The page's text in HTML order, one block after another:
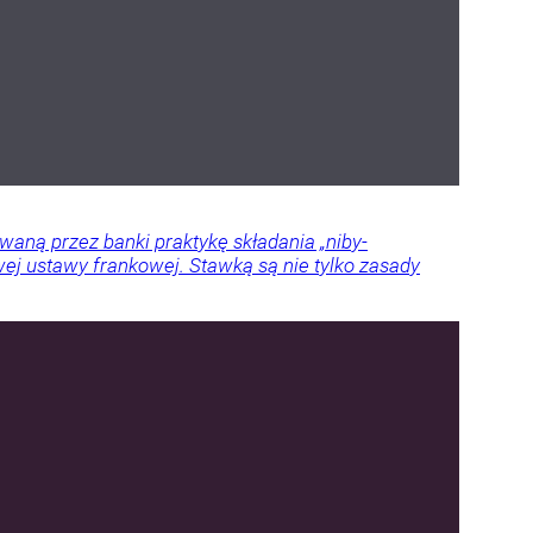
przez banki praktykę składania „niby-
ustawy frankowej. Stawką są nie tylko zasady